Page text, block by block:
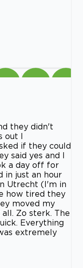
they didn't
out I
if they could
said yes and I
a day off for
in just an hour
Utrecht (I'm in
how tired they
moved my
Zo sterk. The
Everything
extremely